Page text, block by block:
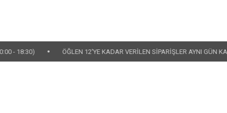
• ÖĞLEN 12'YE KADAR VERİLEN SİPARİŞLER AYNI GÜN KARGOYA